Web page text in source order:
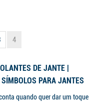
4
DE JANTE |
PARA JANTES
quando quer dar um toque